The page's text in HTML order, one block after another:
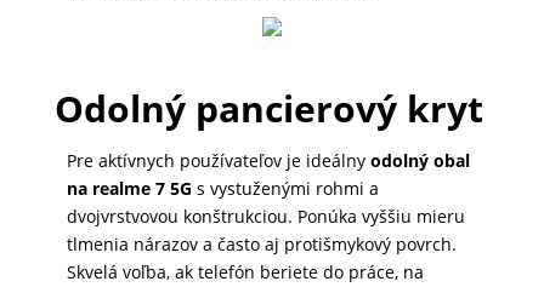
SPOTREBIČE
KANCELÁRIA
Odolný pancierový kryt
Pre aktívnych používateľov je ideálny odolný obal
na realme 7 5G s vystuženými rohmi a
dvojvrstvovou konštrukciou. Ponúka vyššiu mieru
tlmenia nárazov a často aj protišmykový povrch.
Skvelá voľba, ak telefón beriete do práce, na